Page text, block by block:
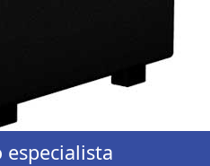
especialista